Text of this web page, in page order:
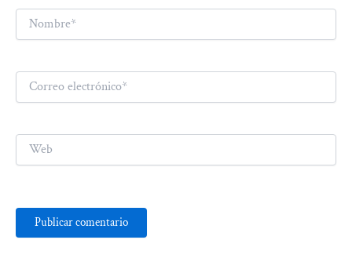
Nombre*
Correo
electrónico*
Web